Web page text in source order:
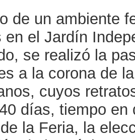
de un ambiente
en el Jardín
se realizó la
a la corona de
cuyos
días, tiempo en
la Feria, la